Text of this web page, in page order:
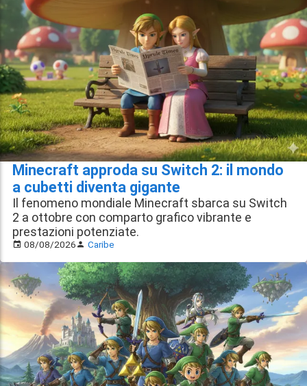
Minecraft approda su Switch 2: il mondo
a cubetti diventa gigante
Il fenomeno mondiale Minecraft sbarca su Switch
2 a ottobre con comparto grafico vibrante e
prestazioni potenziate.
08/08/2026 Caribe